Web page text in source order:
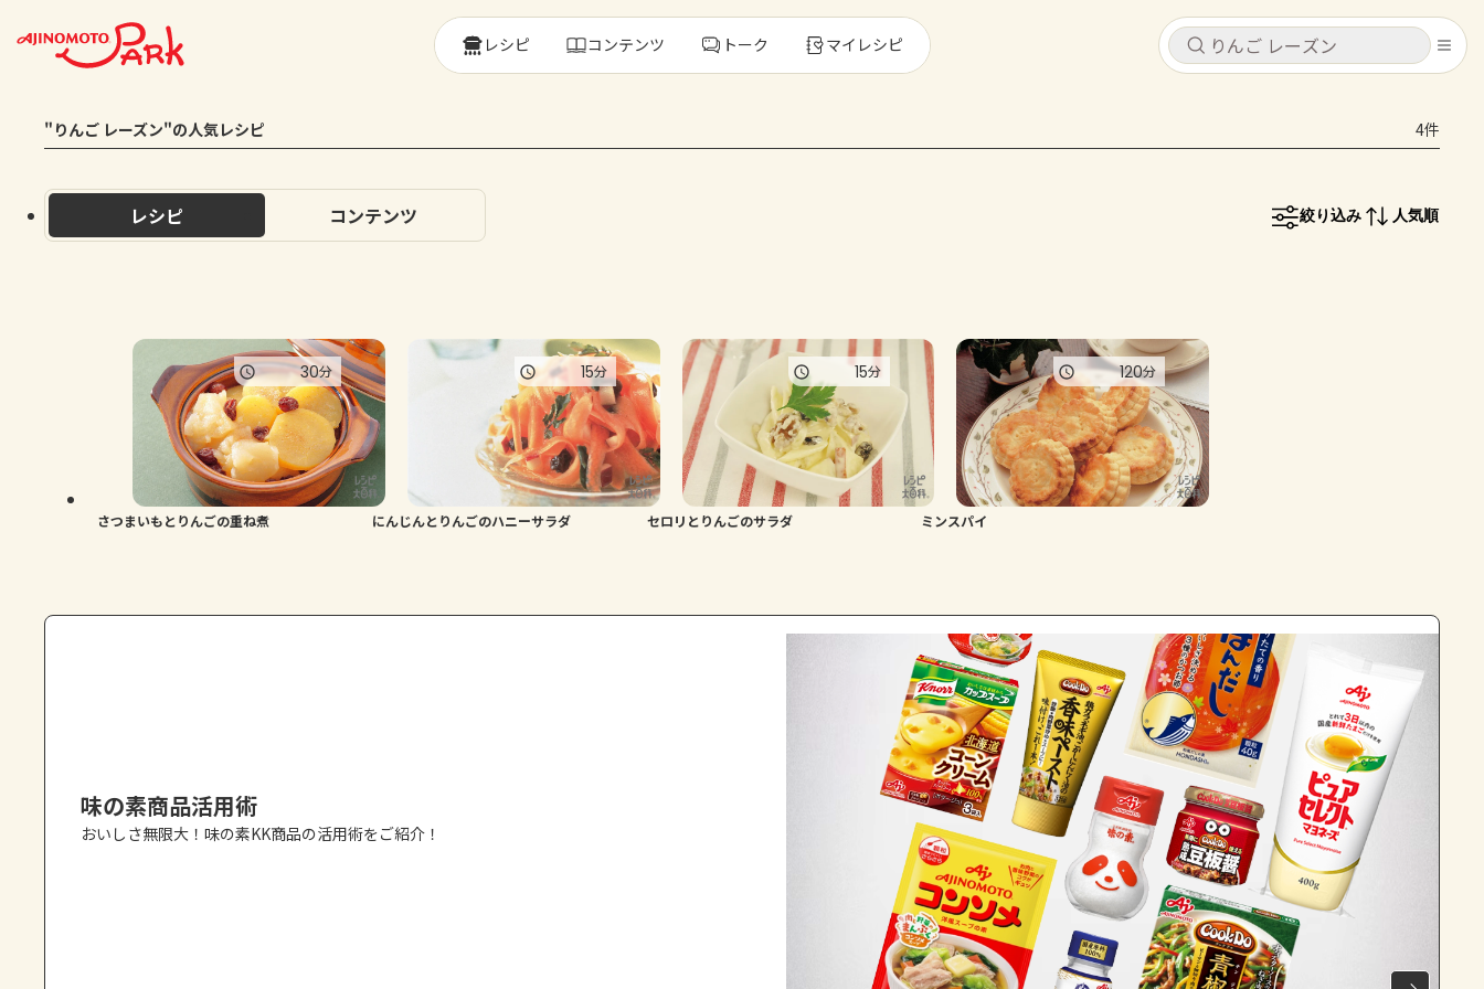
キャンセル
ログインするとレシピを保存できます
コンテンツ
レシピ
トーク
AJINOMOTO PARK とは
キャンセル
レシピ コンテンツ
レシピ コンテンツ トーク マイレシピ
"りんご レーズン"の人気レシピ 4件
レシピ コンテンツ 絞り込み 人気順
さつまいもとりんごの重ね煮
30分
にんじんとりんごのハニーサラダ
15分
セロリとりんごのサラダ
15分
ミンスパイ
120分
味の素商品活用術
おいしさ無限大！味の素KK商品の活用術をご紹介！